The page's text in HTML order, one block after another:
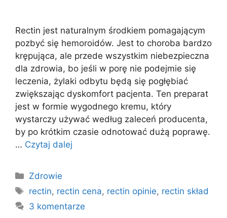
Rectin jest naturalnym środkiem pomagającym
pozbyć się hemoroidów. Jest to choroba bardzo
krępująca, ale przede wszystkim niebezpieczna
dla zdrowia, bo jeśli w porę nie podejmie się
leczenia, żylaki odbytu będą się pogłębiać
zwiększając dyskomfort pacjenta. Ten preparat
jest w formie wygodnego kremu, który
wystarczy używać według zaleceń producenta,
by po krótkim czasie odnotować dużą poprawę.
… Czytaj dalej
Kategorie
Zdrowie
Tagi
rectin, rectin cena, rectin opinie, rectin skład
3 komentarze